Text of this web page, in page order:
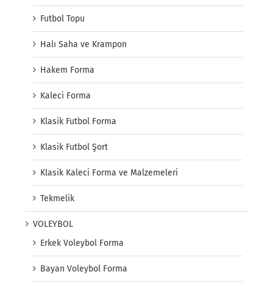
Futbol Topu
Halı Saha ve Krampon
Hakem Forma
Kaleci Forma
Klasik Futbol Forma
Klasik Futbol Şort
Klasik Kaleci Forma ve Malzemeleri
Tekmelik
VOLEYBOL
Erkek Voleybol Forma
Bayan Voleybol Forma